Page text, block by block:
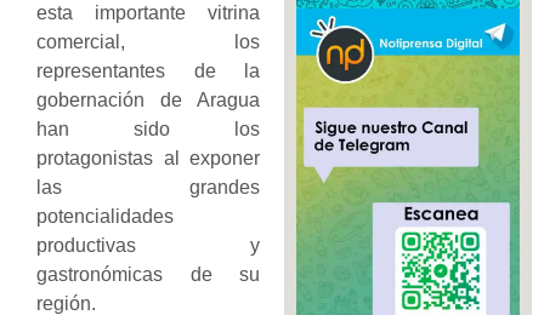
esta importante vitrina
comercial, los
representantes de la
gobernación de Aragua
han sido los
protagonistas al exponer
las grandes
potencialidades
productivas y
gastronómicas de su
región.